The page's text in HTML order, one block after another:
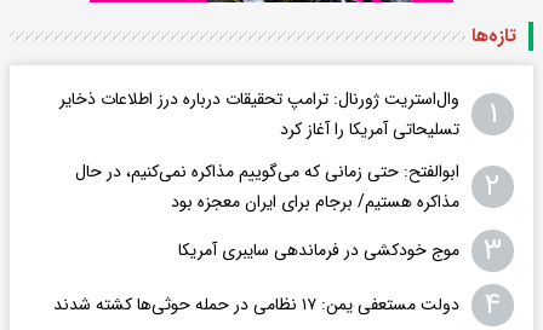
تازه‌ها
۱
وال‌استریت ژورنال: ترامپ تحقیقات درباره درز اطلاعات ذخایر
تسلیحاتی آمریکا را آغاز کرد
۲
ابوالفتح: حتی زمانی که می‌گوییم مذاکره نمی‌کنیم، در حال
مذاکره هستیم/ برجام برای ایران معجزه بود
۳ موج خودکشی در فرماندهی سایبری آمریکا
۴ دولت مستعفی یمن: ۱۷ نظامی در حمله حوثی‌ها کشته شدند